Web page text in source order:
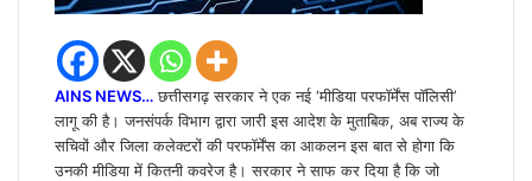
AINS NEWS…छत्तीसगढ़ सरकार ने एक नई ‘मीडिया परफॉर्मेंस पॉलिसी’
लागू की है। जनसंपर्क विभाग द्वारा जारी इस आदेश के मुताबिक, अब राज्य के
सचिवों और जिला कलेक्टरों की परफॉर्मेंस का आकलन इस बात से होगा कि
उनकी मीडिया में कितनी कवरेज है। सरकार ने साफ कर दिया है कि जो